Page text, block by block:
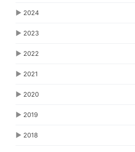
▶ 2024
▶ 2023
▶ 2022
▶ 2021
▶ 2020
▶ 2019
▶ 2018